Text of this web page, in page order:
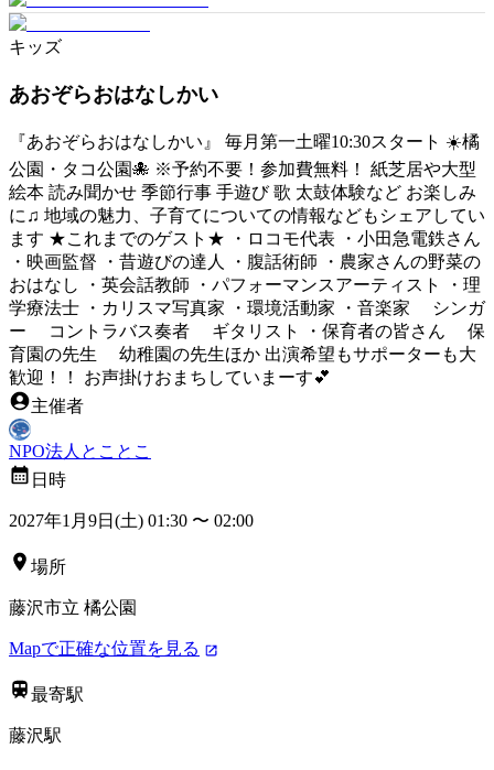
キッズ
あおぞらおはなしかい
『あおぞらおはなしかい』 毎月第一土曜10:30スタート ☀️橘
公園・タコ公園🐙 ※予約不要！参加費無料！ 紙芝居や大型
絵本 読み聞かせ 季節行事 手遊び 歌 太鼓体験など お楽しみ
に♫ 地域の魅力、子育てについての情報などもシェアしてい
ます ★これまでのゲスト★ ・ロコモ代表 ・小田急電鉄さん
・映画監督 ・昔遊びの達人 ・腹話術師 ・農家さんの野菜の
おはなし ・英会話教師 ・パフォーマンスアーティスト ・理
学療法士 ・カリスマ写真家 ・環境活動家 ・音楽家 シンガ
ー コントラバス奏者 ギタリスト ・保育者の皆さん 保
育園の先生 幼稚園の先生ほか 出演希望もサポーターも大
歓迎！！ お声掛けおまちしていまーす💕
主催者
NPO法人とことこ
日時
2027年1月9日(土) 01:30 〜 02:00
場所
藤沢市立 橘公園
Mapで正確な位置を見る
最寄駅
藤沢駅